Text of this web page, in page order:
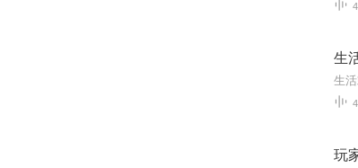
生
玩